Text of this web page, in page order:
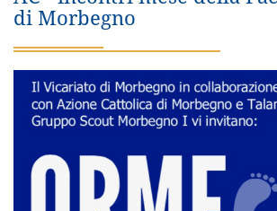
di Morbegno